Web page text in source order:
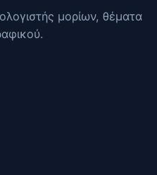
μορίων, θέματα